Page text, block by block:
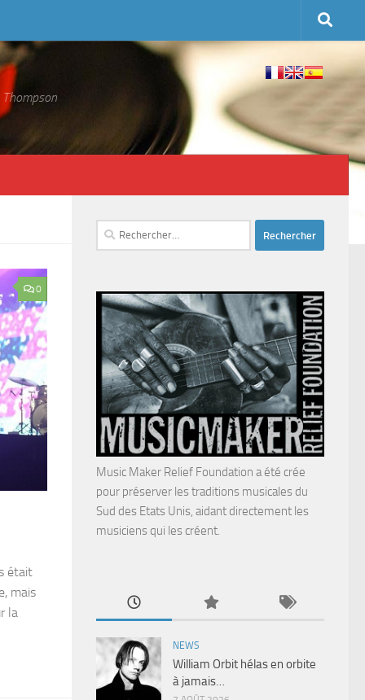
0
était
mais
la
Rechercher :
Music Maker Relief Foundation a été crée
pour préserver les traditions musicales du
Sud des Etats Unis, aidant directement les
musiciens qui les créent.
NEWS
William Orbit hélas en orbite
à jamais…